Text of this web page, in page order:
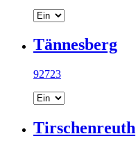
Tännesberg
92723
Tirschenreuth